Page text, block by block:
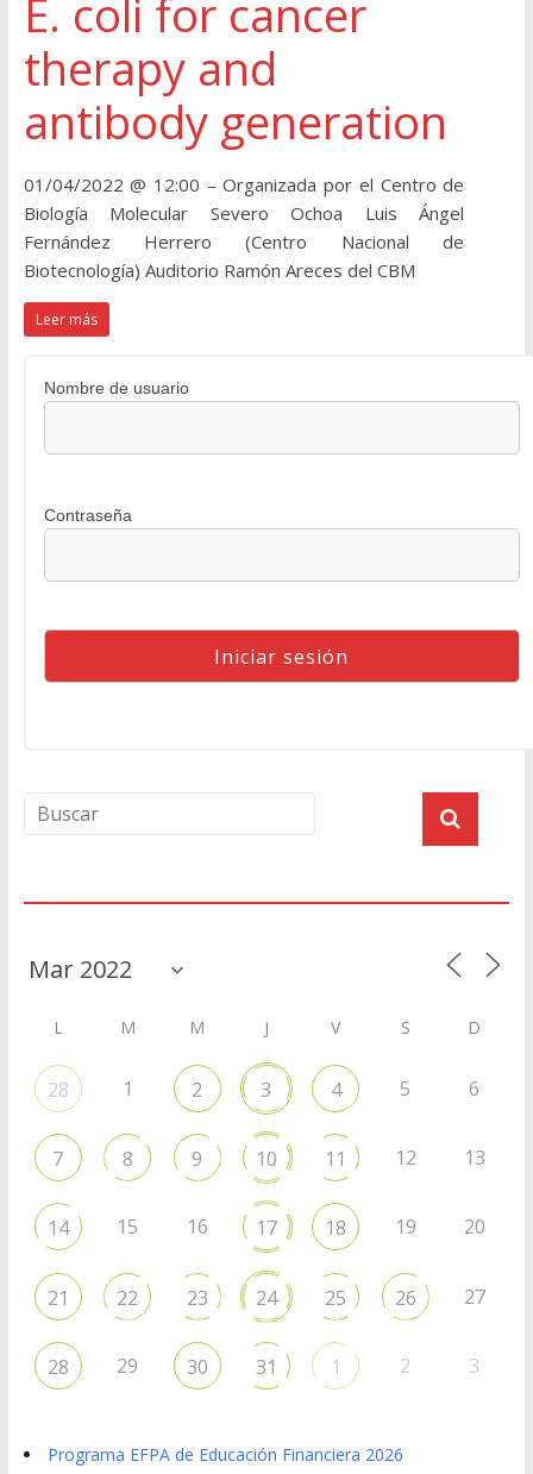
E. coli for cancer
therapy and
antibody generation
01/04/2022 @ 12:00 – Organizada por el Centro de
Biología Molecular Severo Ochoa Luis Ángel
Fernández Herrero (Centro Nacional de
Biotecnología) Auditorio Ramón Areces del CBM
Leer más
Nombre de usuario
Contraseña
L M M J V S D
28 1 2 3 4 5 6
7 8 9 10 11 12 13
14 15 16 17 18 19 20
21 22 23 24 25 26 27
28 29 30 31 1 2 3
Programa EFPA de Educación Financiera 2026